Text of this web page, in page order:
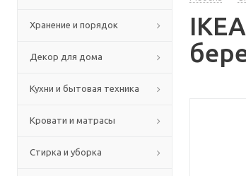
Хранение и порядок
Декор для дома
Кухни и бытовая техника
Кровати и матрасы
Стирка и уборка